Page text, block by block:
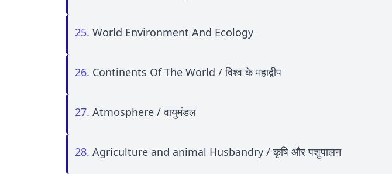
25. World Environment And Ecology
26. Continents Of The World / विश्व के महाद्वीप
27. Atmosphere / वायुमंडल
28. Agriculture and animal Husbandry / कृषि और पशुपालन